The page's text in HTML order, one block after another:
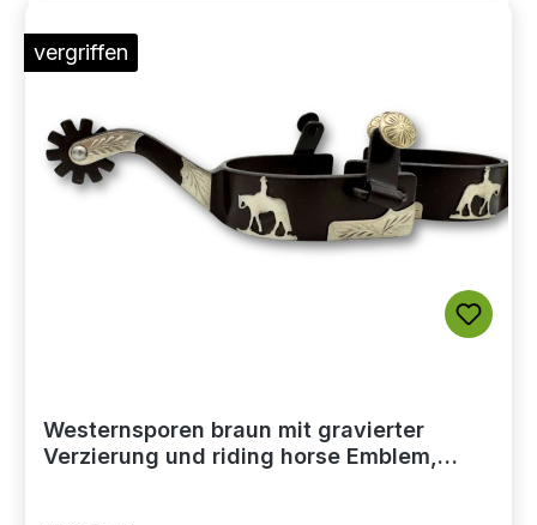
vergriffen
Westernsporen braun mit gravierter
Verzierung und riding horse Emblem,